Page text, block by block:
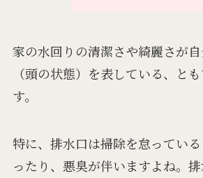
家の水回りの清潔さや綺麗さが
（頭の状態）を表している、と
す。
特に、排水口は掃除を怠ってい
ったり、悪臭が伴いますよね。